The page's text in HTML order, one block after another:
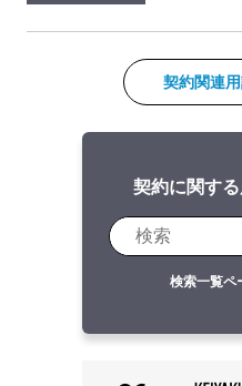
契約関連
契約に関す
検索一覧ペ